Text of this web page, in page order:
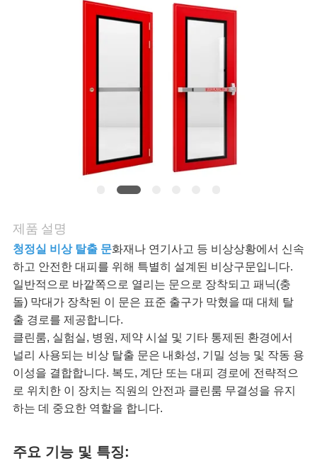
품
질
관
리
저
희
와
제품 설명
청정실 비상 탈출 문화재나 연기사고 등 비상상황에서 신속
하고 안전한 대피를 위해 특별히 설계된 비상구문입니다.
일반적으로 바깥쪽으로 열리는 문으로 장착되고 패닉(충
돌) 막대가 장착된 이 문은 표준 출구가 막혔을 때 대체 탈
출 경로를 제공합니다.
클린룸, 실험실, 병원, 제약 시설 및 기타 통제된 환경에서
널리 사용되는 비상 탈출 문은 내화성, 기밀 성능 및 작동 용
이성을 결합합니다. 복도, 계단 또는 대피 경로에 전략적으
로 위치한 이 장치는 직원의 안전과 클린룸 무결성을 유지
하는 데 중요한 역할을 합니다.
주요 기능 및 특징: